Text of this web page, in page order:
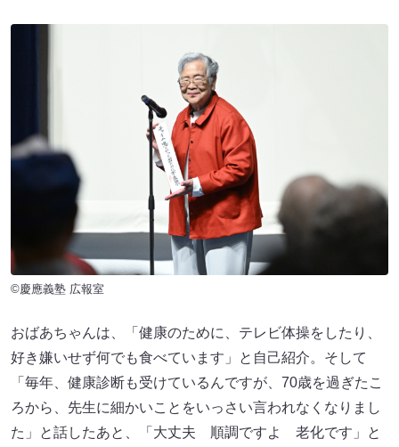
©慶應義塾 広報室
おばあちゃんは、「健康のために、テレビ体操をしたり、
好き嫌いせず何でも食べています」と自己紹介。そして
「毎年、健康診断も受けているんですが、70歳を過ぎたこ
ろから、先生に細かいことをいっさい言われなくなりまし
た」と話したあと、「大丈夫 順調ですよ 老化です」と